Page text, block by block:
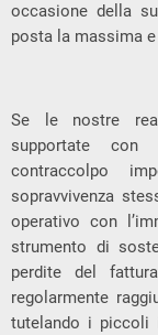
occasione della
posta la massima
Se le nostre
supportate con
contraccolpo
sopravvivenza
operativo con
strumento di
perdite del
regolarmente
tutelando i piccoli